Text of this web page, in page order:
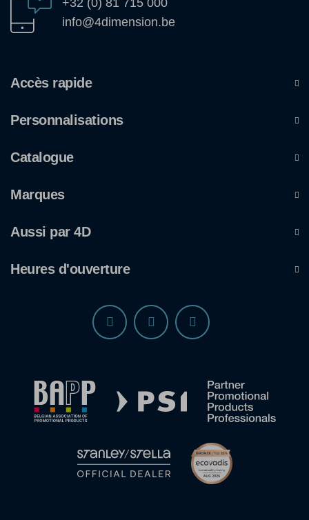
+32 (0) 81 715 000
info@4dimension.be
Accès rapide
Personnalisations
Catalogue
Marques
Aussi par 4D
Heures d'ouverture